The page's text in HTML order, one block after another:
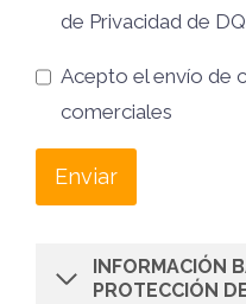
de Privacidad de
Acepto el envío de
comerciales
Enviar
INFORMACIÓN
PROTECCIÓN